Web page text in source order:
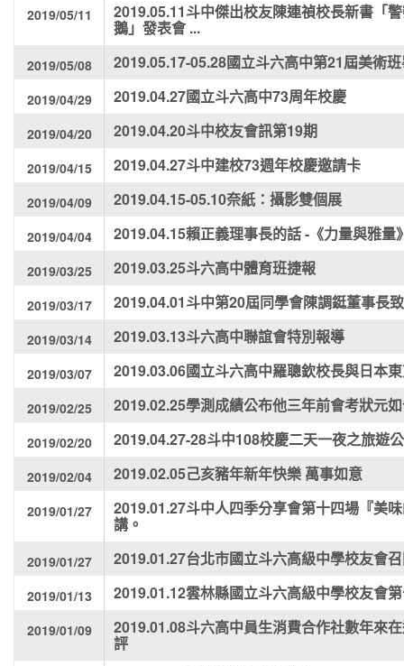
2019/05/11 2019.05.11斗中傑出校友陳連禎校長新書「
鵝」發表會 ...
2019/05/08 2019.05.17-05.28國立斗六高中第21屆美術
2019/04/29 2019.04.27國立斗六高中73周年校慶
2019/04/20 2019.04.20斗中校友會訊第19期
2019/04/15 2019.04.27斗中建校73週年校慶邀請卡
2019/04/09 2019.04.15-05.10奈紙：攝影雙個展
2019/04/04 2019.04.15賴正義理事長的話 -《力量與雅量
2019/03/25 2019.03.25斗六高中體育班捷報
2019/03/17 2019.04.01斗中第20屆同學會陳調鋌董事長
2019/03/14 2019.03.13斗六高中聯誼會特別報導
2019/03/07 2019.03.06國立斗六高中羅聰欽校長與日本
2019/02/25 2019.02.25學測成績公布他三年前會考狀元
2019/02/20 2019.04.27-28斗中108校慶二天一夜之旅遊
2019/02/04 2019.02.05己亥豬年新年快樂 萬事如意
2019/01/27 2019.01.27斗中人四季分享會第十四場『美
講。
2019/01/27 2019.01.27台北市國立斗六高級中學校友會
2019/01/13 2019.01.12雲林縣國立斗六高級中學校友會
2019/01/09 2019.01.08斗六高中員生消費合作社數年來
評